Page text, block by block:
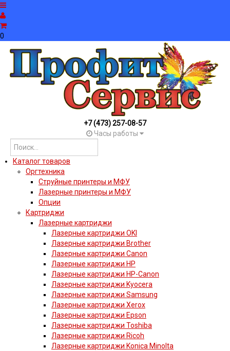
0
+7 (473) 257-08-57
Часы работы
Каталог товаров
Оргтехника
Струйные принтеры и МФУ
Лазерные принтеры и МФУ
Опции
Картриджи
Лазерные картриджи
Лазерные картриджи OKI
Лазерные картриджи Brother
Лазерные картриджи Canon
Лазерные картриджи HP
Лазерные картриджи HP-Canon
Лазерные картриджи Kyocera
Лазерные картриджи Samsung
Лазерные картриджи Xerox
Лазерные картриджи Epson
Лазерные картриджи Toshiba
Лазерные картриджи Ricoh
Лазерные картриджи Konica Minolta